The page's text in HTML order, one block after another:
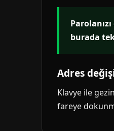
burada
Adres
Klavye ile
fareye